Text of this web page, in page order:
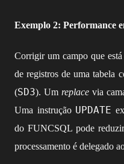
Exemplo 2: Performance
Corrigir um campo que
de registros de uma tabela
(SD3). Um replace via
Uma instrução UPDATE
do FUNCSQL pode
processamento é delegado